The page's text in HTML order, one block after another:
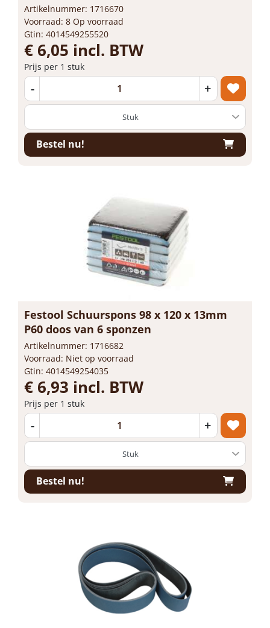
Artikelnummer: 1716670
Voorraad: 8 Op voorraad
Gtin: 4014549255520
€ 6,05 incl. BTW
Prijs per 1 stuk
- +
Bestel nu!
Festool Schuurspons 98 x 120 x 13mm
P60 doos van 6 sponzen
Artikelnummer: 1716682
Voorraad: Niet op voorraad
Gtin: 4014549254035
€ 6,93 incl. BTW
Prijs per 1 stuk
- +
Bestel nu!